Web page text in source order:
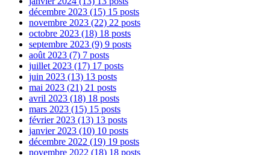
décembre 2023 (15) 15 posts
novembre 2023 (22) 22 posts
octobre 2023 (18) 18 posts
septembre 2023 (9) 9 posts
août 2023 (7) 7 posts
juillet 2023 (17) 17 posts
juin 2023 (13) 13 posts
mai 2023 (21) 21 posts
avril 2023 (18) 18 posts
mars 2023 (15) 15 posts
février 2023 (13) 13 posts
janvier 2023 (10) 10 posts
décembre 2022 (19) 19 posts
novembre 2022 (18) 18 posts